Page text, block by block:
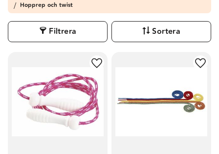
Hopprep och twist
Filtrera Sortera
Lägg till i favoriter